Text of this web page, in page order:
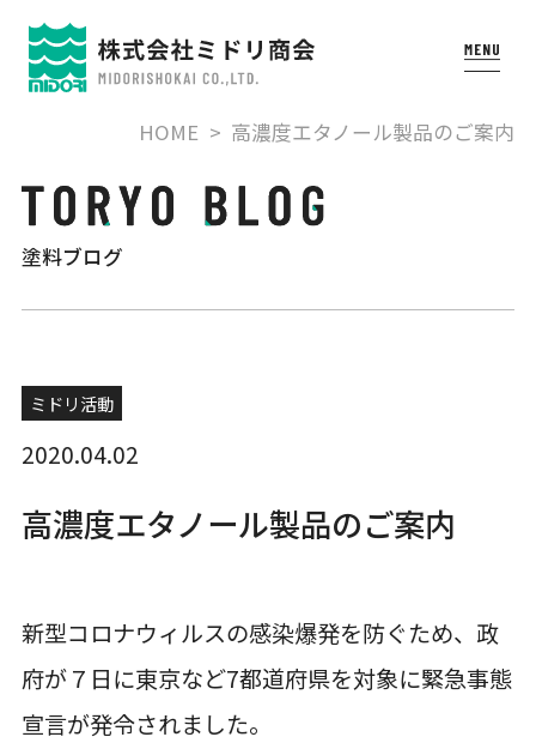
HOME 高濃度エタノール製品のご案内
塗料ブログ
ミドリ活動
2020.04.02
高濃度エタノール製品のご案内
新型コロナウィルスの感染爆発を防ぐため、政
府が７日に東京など7都道府県を対象に緊急事態
宣言が発令されました。